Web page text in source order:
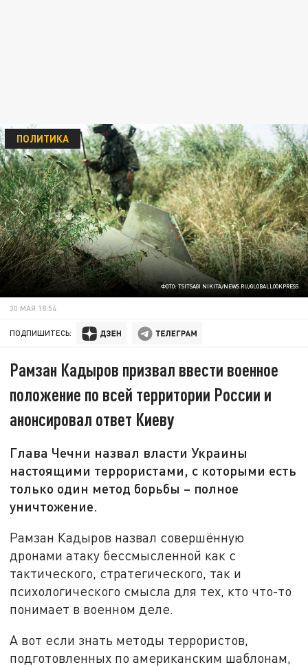
ФОТО: TSITSAGI NIKITA/NEWS.RU/GLOBALLOOKPRESS
ПОЛИТИКА
30 МАЯ 18:54
ПОДПИШИТЕСЬ:
Рамзан Кадыров призвал ввести военное
положение по всей территории России и
анонсировал ответ Киеву
Глава Чечни назвал власти Украины
настоящими террористами, с которыми есть
только один метод борьбы – полное
уничтожение.
Рамзан Кадыров назвал совершённую
дронами атаку бессмысленной как с
тактического, стратегического, так и
психологического смысла для тех, кто что-то
понимает в военном деле.
А вот если знать методы террористов,
подготовленных по американским шаблонам,